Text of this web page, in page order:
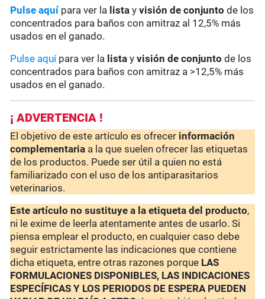
Pulse aquípara ver la lista yvisión de conjunto de los
concentrados para baños con amitraz al 12,5% más
usados en el ganado.
Pulse aquípara ver la lista yvisión de conjunto de los
concentrados para baños con amitraz a >12,5% más
usados en el ganado.
¡ ADVERTENCIA !
El objetivo de este artículo es ofrecer información
complementaria a la que suelen ofrecer las etiquetas
de los productos. Puede ser útil a quien no está
familiarizado con el uso de los antiparasitarios
veterinarios.
Este artículo no sustituye a la etiqueta del producto,
ni le exime de leerla atentamente antes de usarlo. Si
piensa emplear el producto, en cualquier caso debe
seguir estrictamente las indicaciones que contiene
dicha etiqueta, entre otras razones porque LAS
FORMULACIONES DISPONIBLES, LAS INDICACIONES
ESPECÍFICAS Y LOS PERIODOS DE ESPERA PUEDEN